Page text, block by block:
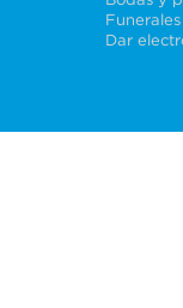
Funerales
Dar